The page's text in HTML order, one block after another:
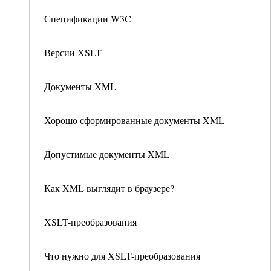
Спецификации W3C
Версии XSLT
Документы XML
Хорошо сформированные документы XML
Допустимые документы XML
Как XML выглядит в браузере?
XSLT-преобразования
Что нужно для XSLT-преобразования